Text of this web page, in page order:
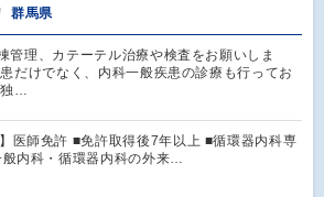
群馬県
管理、カテーテル治療や検査をお願いしま
だけでなく、内科一般疾患の診療も行ってお
独…
】医師免許 ■免許取得後7年以上 ■循環器内科専
般内科・循環器内科の外来…